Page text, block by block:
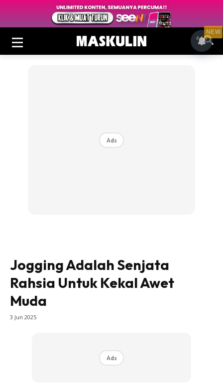
Ads
Jogging Adalah Senjata
Rahsia Untuk Kekal Awet
Muda
3 Jun 2025
Ads
NEW